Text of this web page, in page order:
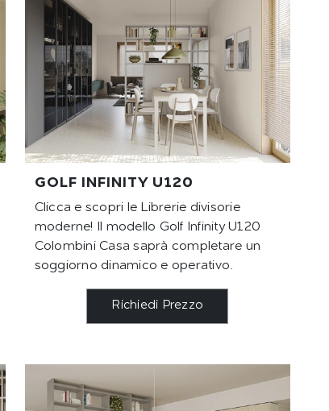
GOLF INFINITY U120
Clicca e scopri le Librerie divisorie
moderne! Il modello Golf Infinity U120
Colombini Casa saprà completare un
soggiorno dinamico e operativo.
Richiedi Prezzo